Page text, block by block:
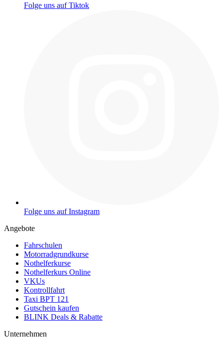
Folge uns auf Tiktok
Folge uns auf Instagram
Angebote
Fahrschulen
Motorradgrundkurse
Nothelferkurse
Nothelferkurs Online
VKUs
Kontrollfahrt
Taxi BPT 121
Gutschein kaufen
BLINK Deals & Rabatte
Unternehmen